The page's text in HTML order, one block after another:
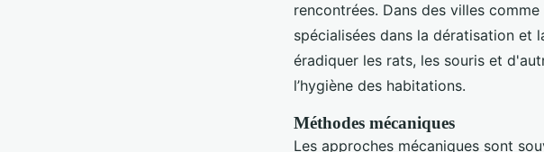
rencontrées. Dans des villes
spécialisées dans la dératisation
éradiquer les rats, les souris et
l’hygiène des habitations.
Méthodes mécaniques
Les approches mécaniques sont